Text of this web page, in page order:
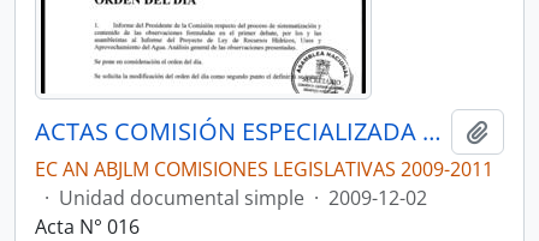
ACTAS COMISIÓN ESPECIALIZADA DE SOBERANÍA ALIMENTARIA, DESARROLLO DEL SECTOR AGROPECUARIO Y PESQUERO.
EC AN ABJLM COMISIONES LEGISLATIVAS 2009-2011
· Unidad documental simple · 2009-12-02
Acta N° 016